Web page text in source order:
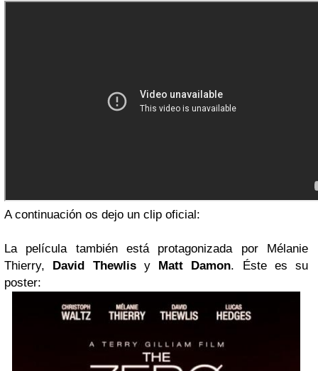
A continuación os dejo un clip oficial:
La película también está protagonizada por Mélanie
Thierry, David Thewlisy Matt Damon. Éste es su
poster: